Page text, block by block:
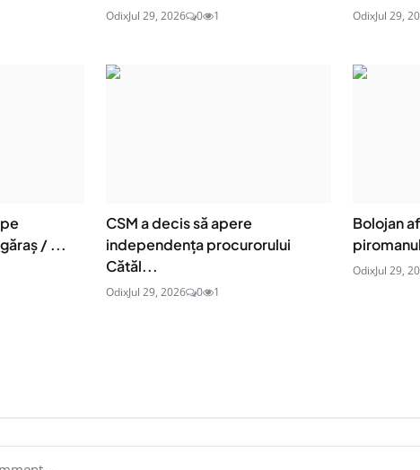
OdixJul 29, 2026 0 1 OdixJul 29,
/ ...
CSM a decis să apere
independența procurorului
Cătăl...
OdixJul 29, 2026 0 1
Bolojan
OdixJul 29,